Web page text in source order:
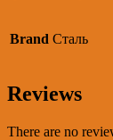
Brand Сталь
Reviews
There are no